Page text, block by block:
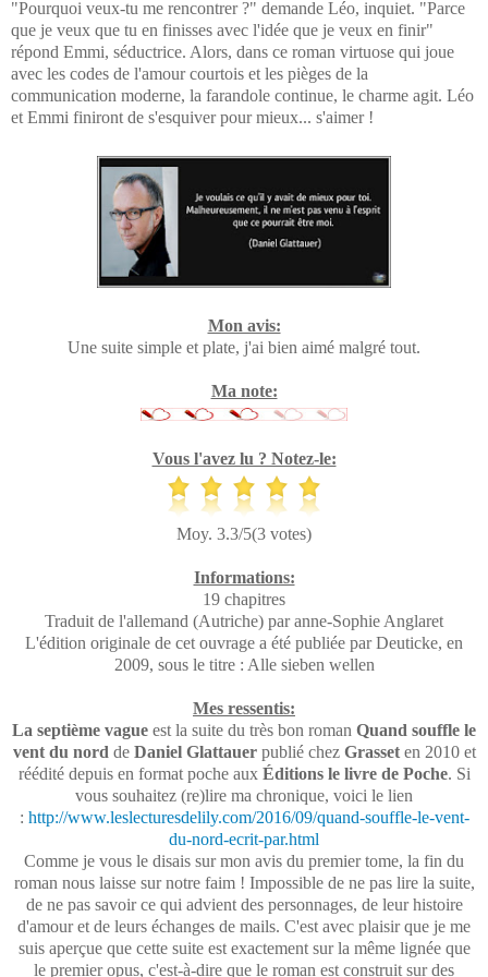
"Pourquoi veux-tu me rencontrer ?" demande Léo, inquiet. "Parce
que je veux que tu en finisses avec l'idée que je veux en finir"
répond Emmi, séductrice. Alors, dans ce roman virtuose qui joue
avec les codes de l'amour courtois et les pièges de la
communication moderne, la farandole continue, le charme agit. Léo
et Emmi finiront de s'esquiver pour mieux... s'aimer !
Mon avis:
Une suite simple et plate, j'ai bien aimé malgré tout.
Ma note:
Vous l'avez lu ? Notez-le:
Moy. 3.3/5(3 votes)
Informations:
19 chapitres
Traduit de l'allemand (Autriche) par anne-Sophie Anglaret
L'édition originale de cet ouvrage a été publiée par Deuticke, en
2009, sous le titre : Alle sieben wellen
Mes ressentis:
La septième vague est la suite du très bon roman Quand souffle le
vent du nord de Daniel Glattauerpublié chez Grasseten 2010 et
réédité depuis en format poche auxÉditions le livre de Poche. Si
vous souhaitez (re)lire ma chronique, voici le lien
: http://www.leslecturesdelily.com/2016/09/quand-souffle-le-vent-
du-nord-ecrit-par.html
Comme je vous le disais sur mon avis du premier tome, la fin du
roman nous laisse sur notre faim ! Impossible de ne pas lire la suite,
de ne pas savoir ce qui advient des personnages, de leur histoire
d'amour et de leurs échanges de mails. C'est avec plaisir que je me
suis aperçue que cette suite est exactement sur la même lignée que
le premier opus, c'est-à-dire que le roman est construit sur des